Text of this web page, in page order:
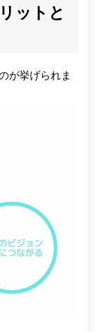
ットと
が挙げられま